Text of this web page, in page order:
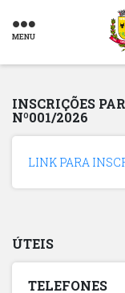
MENU
INSCRIÇÕES
Nº001/2026
LINK PARA
ÚTEIS
TELEFONES